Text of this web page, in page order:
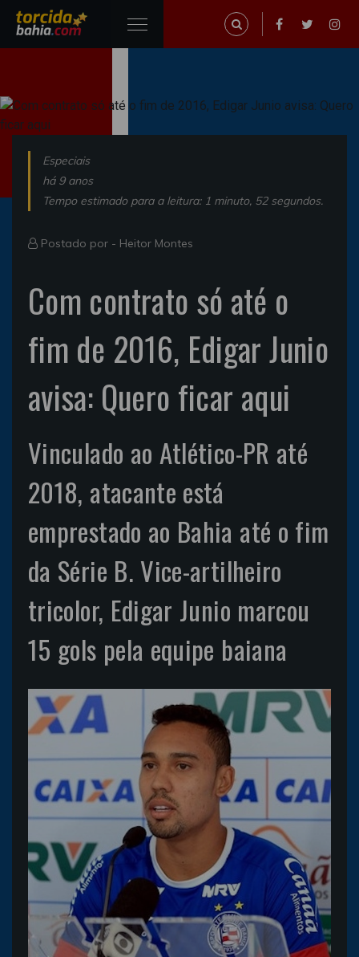
Especiais
há 9 anos
Tempo estimado para a leitura: 1 minuto, 52 segundos.
Postado por - Heitor Montes
Com contrato só até o
fim de 2016, Edigar Junio
avisa: Quero ficar aqui
Vinculado ao Atlético-PR até
2018, atacante está
emprestado ao Bahia até o fim
da Série B. Vice-artilheiro
tricolor, Edigar Junio marcou
15 gols pela equipe baiana